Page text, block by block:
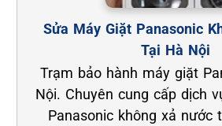
Sửa Máy Giặt Panasonic
Tại Hà Nội
Trạm bảo hành máy giặt
Nội. Chuyên cung cấp dịch
Panasonic không xả nước